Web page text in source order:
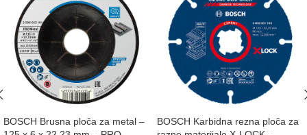
BOSCH Brusna ploča za metal –
BOSCH Karbidna rezna ploča za